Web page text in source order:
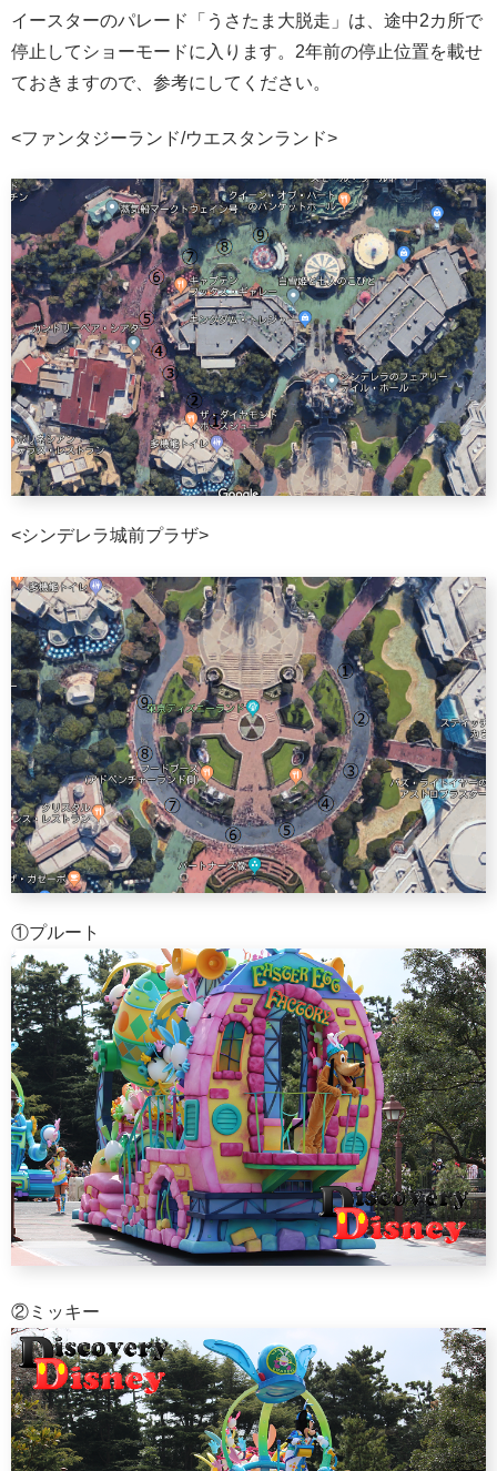
イースターのパレード「うさたま大脱走」は、途中2カ所で
停止してショーモードに入ります。2年前の停止位置を載せ
ておきますので、参考にしてください。
<ファンタジーランド/ウエスタンランド>
<シンデレラ城前プラザ>
①プルート
②ミッキー